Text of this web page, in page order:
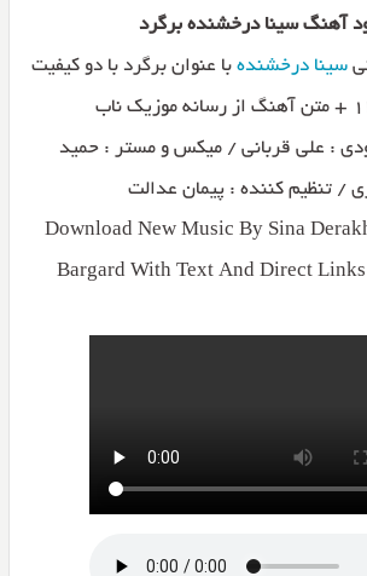
آهنگ سینا درخشنده برگرد
سینا درخشندهبا عنوان برگرد با دو کیفیت
: علی قربانی / میکس و مستر : حمید
/ تنظیم کننده : پیمان عدالت
Download New Music By Sina
Bargard With Text And Direct